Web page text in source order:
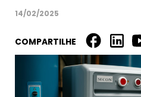
14/02/2025
COMPARTILHE